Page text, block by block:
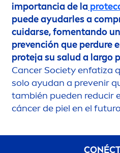
importancia de la
puede ayudarles a
cuidarse, fomentando
prevención que perdure
proteja su salud a largo
Cancer Society enfatiza
solo ayudan a prevenir
también pueden reducir
cáncer de piel en el